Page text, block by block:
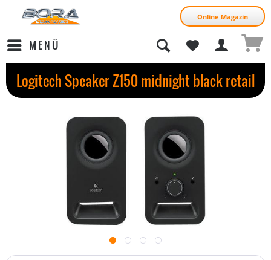
Online Magazin
MENÜ
Logitech Speaker Z150 midnight black retail